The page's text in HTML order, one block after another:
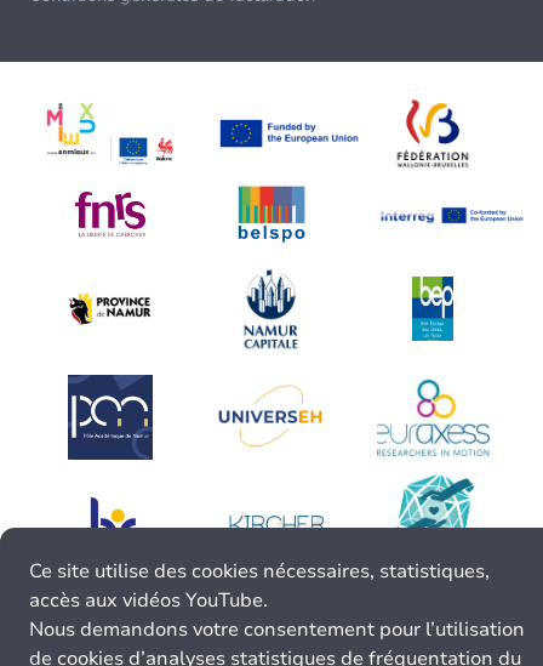
Ce site utilise des cookies nécessaires, statistiques,
accès aux vidéos YouTube.
Nous demandons votre consentement pour l’utilisation
de cookies d’analyses statistiques de fréquentation du